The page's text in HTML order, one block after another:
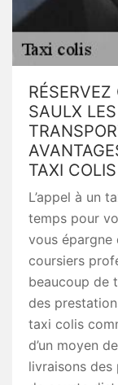
SAULX
TAXI COLIS
L’appel à un
temps pour
vous épargne
coursiers
beaucoup de
des
taxi colis
d’un moyen
livraisons